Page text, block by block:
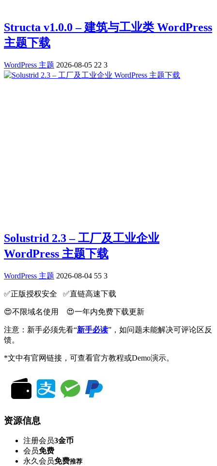
Structa v1.0.0 – 建筑与工业类 WordPress
主题下载
WordPress 主题 2026-08-05 22 3
Solustrid 2.3 – 工厂及工业企业
WordPress 主题下载
WordPress 主题 2026-08-04 55 3
✅️正版授权安全 ✅️直链高速下载
😍不限域名使用 😍一年内免费下载更新
注意：新手必须先看“新手必读”，如问题未能解决可评论区反
馈。
*文中有官网链接，可查看官方教程或Demo演示。
资源信息
注册会员3金币
会员免费
永久会员免费推荐